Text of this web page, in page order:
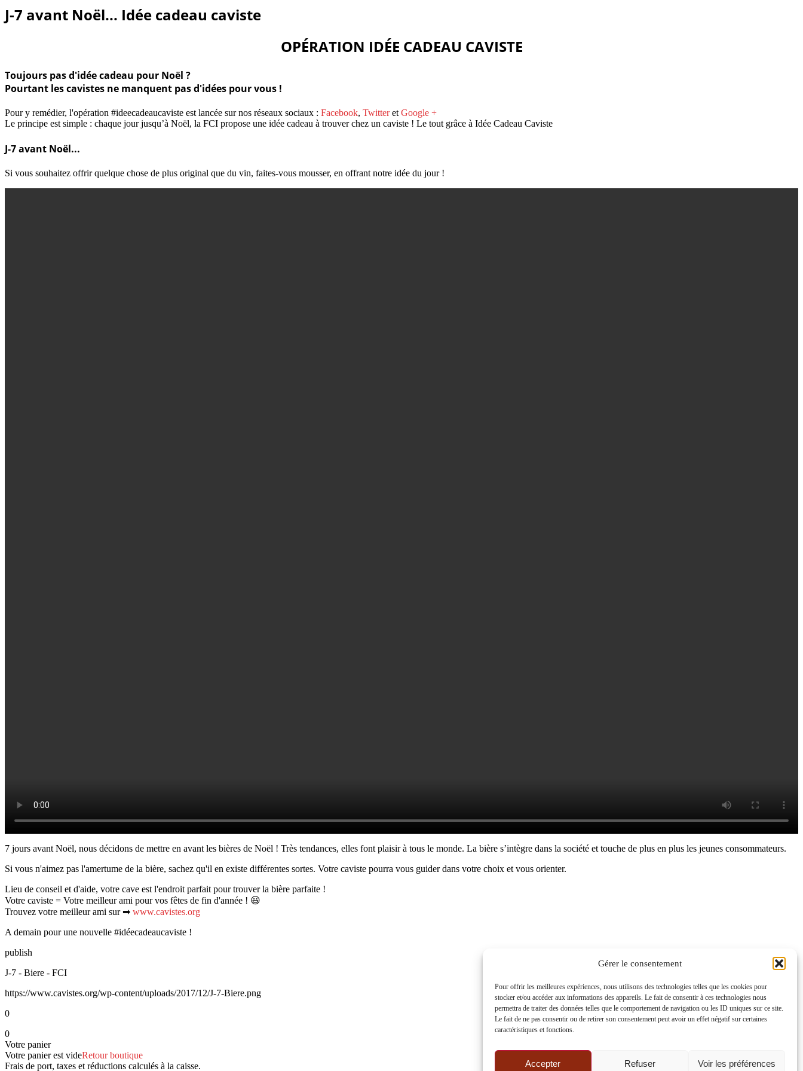
Gérer le consentement
Pour offrir les meilleures expériences, nous utilisons des technologies telles que les cookies pour
stocker et/ou accéder aux informations des appareils. Le fait de consentir à ces technologies nous
permettra de traiter des données telles que le comportement de navigation ou les ID uniques sur ce site.
Le fait de ne pas consentir ou de retirer son consentement peut avoir un effet négatif sur certaines
caractéristiques et fonctions.
Accepter Refuser Voir les préférences
J-7 avant Noël... Idée cadeau caviste
OPÉRATION IDÉE CADEAU CAVISTE
Toujours pas d'idée cadeau pour Noël ?
Pourtant lescavistes ne manquent pas d'idées pour vous !
Pour y remédier, l'opération #ideecadeaucaviste est lancée sur nos réseaux sociaux : Facebook, TwitteretGoogle +
Le principe est simple : chaque jour jusqu’à Noël, la FCI propose une idée cadeau à trouver chez un caviste ! Le tout grâce à Idée Cadeau Caviste
J-7 avant Noël...
Si vous souhaitez offrir quelque chose de plus original que du vin, faites-vous mousser, en offrant notre idée du jour !
7 jours avant Noël, nous décidons de mettre en avant les bières de Noël ! Très tendances, elles font plaisir à tous le monde. La bière s’intègre dans la société et touche de plus en plus les jeunes consommateurs.
Si vous n'aimez pas l'amertume de la bière, sachez qu'il en existe différentes sortes. Votre caviste pourra vous guider dans votre choix et vous orienter.
Lieu de conseil et d'aide, votre cave est l'endroit parfait pour trouver la bière parfaite !
Votre caviste = Votre meilleur ami pour vos fêtes de fin d'année ! 😃
Trouvez votre meilleur ami sur ➡ www.cavistes.org
A demain pour une nouvelle #idéecadeaucaviste !
publish
J-7 - Biere - FCI
https://www.cavistes.org/wp-content/uploads/2017/12/J-7-Biere.png
0
0
Votre panier
Votre panier est videRetour boutique
Frais de port, taxes et réductions calculés à la caisse.